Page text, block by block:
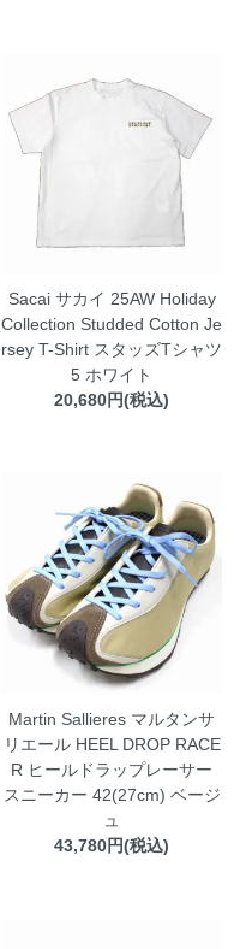
Sacai サカイ 25AW Holiday
Collection Studded Cotton Je
rsey T-Shirt スタッズTシャツ
5 ホワイト
20,680円(税込)
Martin Sallieres マルタンサ
リエール HEEL DROP RACE
R ヒールドラップレーサー
スニーカー 42(27cm) ベージ
ュ
43,780円(税込)